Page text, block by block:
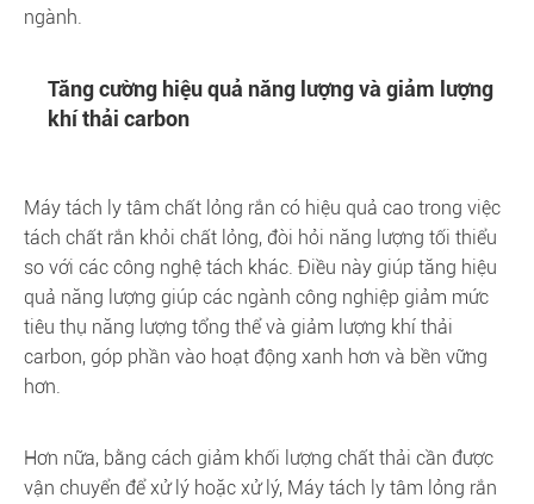
ngành.
Tăng cường hiệu quả năng lượng và giảm lượng
khí thải carbon
Máy tách ly tâm chất lỏng rắn có hiệu quả cao trong việc
tách chất rắn khỏi chất lỏng, đòi hỏi năng lượng tối thiểu
so với các công nghệ tách khác. Điều này giúp tăng hiệu
quả năng lượng giúp các ngành công nghiệp giảm mức
tiêu thụ năng lượng tổng thể và giảm lượng khí thải
carbon, góp phần vào hoạt động xanh hơn và bền vững
hơn.
Hơn nữa, bằng cách giảm khối lượng chất thải cần được
vận chuyển để xử lý hoặc xử lý, Máy tách ly tâm lỏng rắn